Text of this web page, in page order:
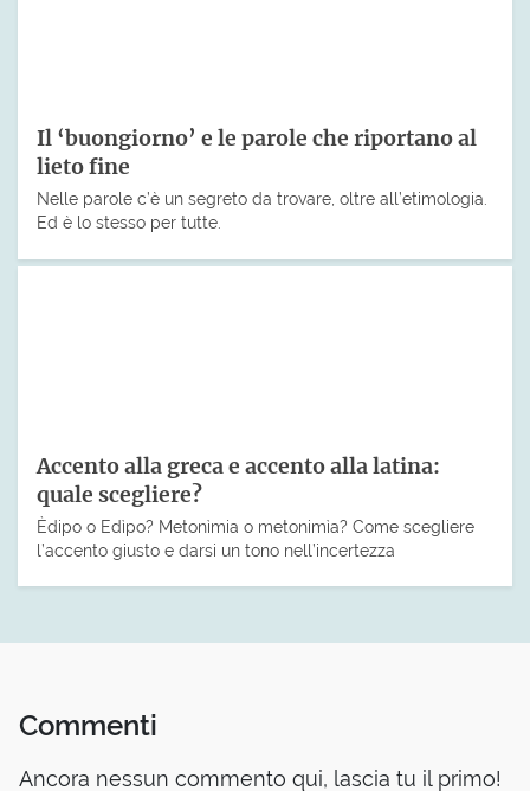
Il ‘buongiorno’ e le parole che riportano al
lieto fine
Nelle parole c’è un segreto da trovare, oltre all’etimologia.
Ed è lo stesso per tutte.
Accento alla greca e accento alla latina:
quale scegliere?
Èdipo o Edìpo? Metonìmia o metonimìa? Come scegliere
l’accento giusto e darsi un tono nell’incertezza
Commenti
Ancora nessun commento qui, lascia tu il primo!